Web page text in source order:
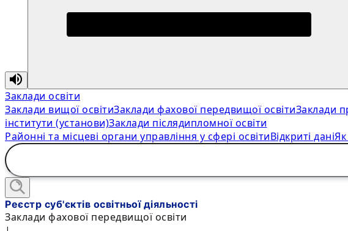
Заклади освіти
Заклади вищої освітиЗаклади фахової передвищої освітиЗаклади
інститути (установи)Заклади післядипломної освіти
Районні та місцеві органи управління у сфері освітиВідкриті дані
Реєстр суб'єктів освітньої діяльності
Заклади фахової передвищої освіти